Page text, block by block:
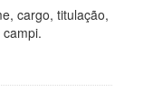
cargo, titulação,